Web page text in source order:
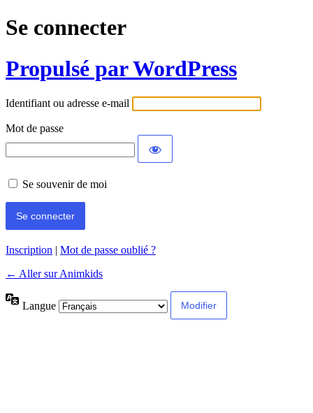
Se connecter
Propulsé par WordPress
Identifiant ou adresse e-mail
Mot de passe
Se souvenir de moi
Inscription | Mot de passe oublié ?
← Aller sur Animkids
Langue